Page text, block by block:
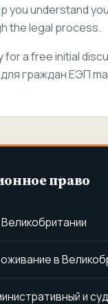
you understand
the legal process.
for a free initial
граждан ЕЭП
право
в
и